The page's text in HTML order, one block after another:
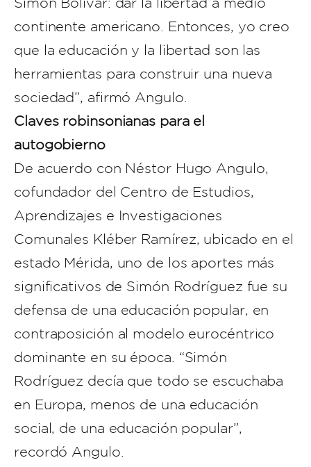
continente americano. Entonces, yo creo
que la educación y la libertad son las
herramientas para construir una nueva
sociedad”, afirmó Angulo.
Claves robinsonianas para el
autogobierno
De acuerdo con Néstor Hugo Angulo,
cofundador del Centro de Estudios,
Aprendizajes e Investigaciones
Comunales Kléber Ramírez, ubicado en el
estado Mérida, uno de los aportes más
significativos de Simón Rodríguez fue su
defensa de una educación popular, en
contraposición al modelo eurocéntrico
dominante en su época. “Simón
Rodríguez decía que todo se escuchaba
en Europa, menos de una educación
social, de una educación popular”,
recordó Angulo.